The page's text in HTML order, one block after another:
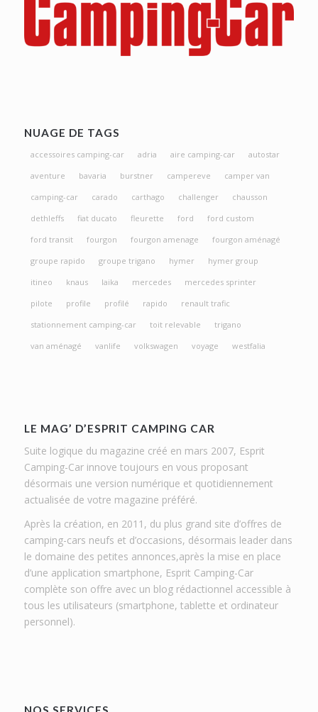
NUAGE DE TAGS
accessoires camping-car adria aire camping-car
autostar
aventure
bavaria burstner campereve
camper van
camping-car
carado carthago challenger
chausson
dethleffs
fiat ducato fleurette ford
ford custom
ford transit
fourgon fourgon amenage
fourgon aménagé
groupe rapido
groupe trigano hymer
hymer group
itineo
knaus laika mercedes
mercedes sprinter
pilote
profile profilé rapido
renault trafic
stationnement camping-car
toit relevable
trigano
van aménagé
vanlife volkswagen voyage westfalia
LE MAG’ D’ESPRIT CAMPING CAR
Suite logique du magazine créé en mars 2007, Esprit
Camping-Car innove toujours en vous proposant
désormais une version numérique et quotidiennement
actualisée de votre magazine préféré.
Après la création, en 2011, du plus grand site d’offres de
camping-cars neufs et d’occasions, désormais leader dans
le domaine des petites annonces,après la mise en place
d’une application smartphone, Esprit Camping-Car
complète son offre avec un blog rédactionnel accessible à
tous les utilisateurs (smartphone, tablette et ordinateur
personnel).